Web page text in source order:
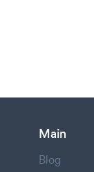
Main
Blog